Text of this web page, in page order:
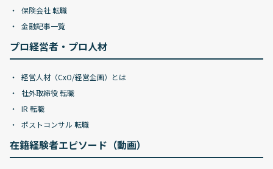
保険会社 転職
金融記事一覧
プロ経営者・プロ人材
経営人材（CxO/経営企画）とは
社外取締役 転職
IR 転職
ポストコンサル 転職
在籍経験者エピソード（動画）